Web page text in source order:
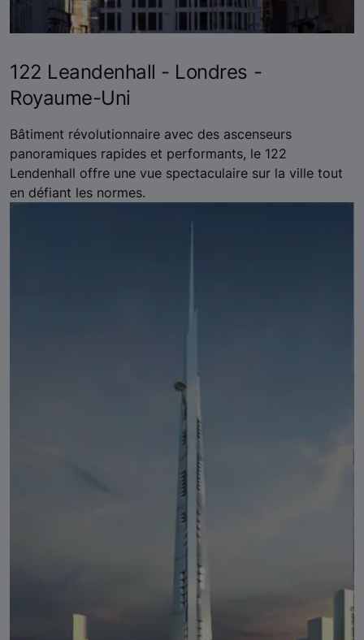
122 Leandenhall - Londres -
Royaume-Uni
Bâtiment révolutionnaire avec des ascenseurs
panoramiques rapides et performants, le 122
Lendenhall offre une vue spectaculaire sur la ville tout
en défiant les normes.